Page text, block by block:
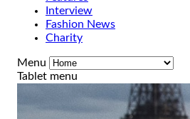
Interview
Fashion News
Charity
Menu
Tablet menu